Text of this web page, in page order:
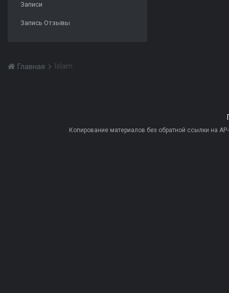
Записи
Запись Отзывы
Главная Islam
Копирование материалов без обратной ссылки на